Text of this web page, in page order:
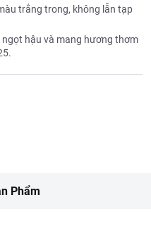
trắng trong, không lẫn tạp
ngọt hậu và mang hương thơm
Phẩm